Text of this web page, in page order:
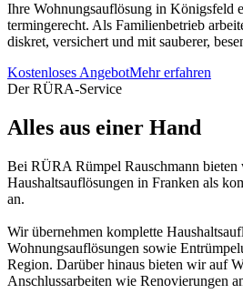
Ihre Wohnungsauflösung in Königsfeld
termingerecht. Als Familienbetrieb
diskret, versichert und mit sauberer,
Kostenloses AngebotMehr erfahren
Der RÜRA-Service
Alles aus einer Hand
Bei RÜRA Rümpel Rauschmann
Haushaltsauflösungen in Franken als
an.
Wir übernehmen komplette
Wohnungsauflösungen sowie
Region. Darüber hinaus bieten wir auf
Anschlussarbeiten wie Renovierungen